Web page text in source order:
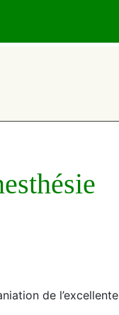
de l’excellente